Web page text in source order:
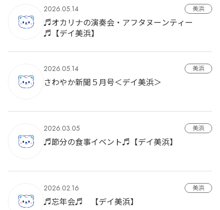
2026.05.14 美浜
♬オカリナの演奏会・アフタヌーンティー
♬【デイ美浜】
2026.05.14 美浜
さわやか新聞５月号＜デイ美浜＞
2026.03.05 美浜
♬節分の食事イベント♬【デイ美浜】
2026.02.16 美浜
♬忘年会♬ 【デイ美浜】